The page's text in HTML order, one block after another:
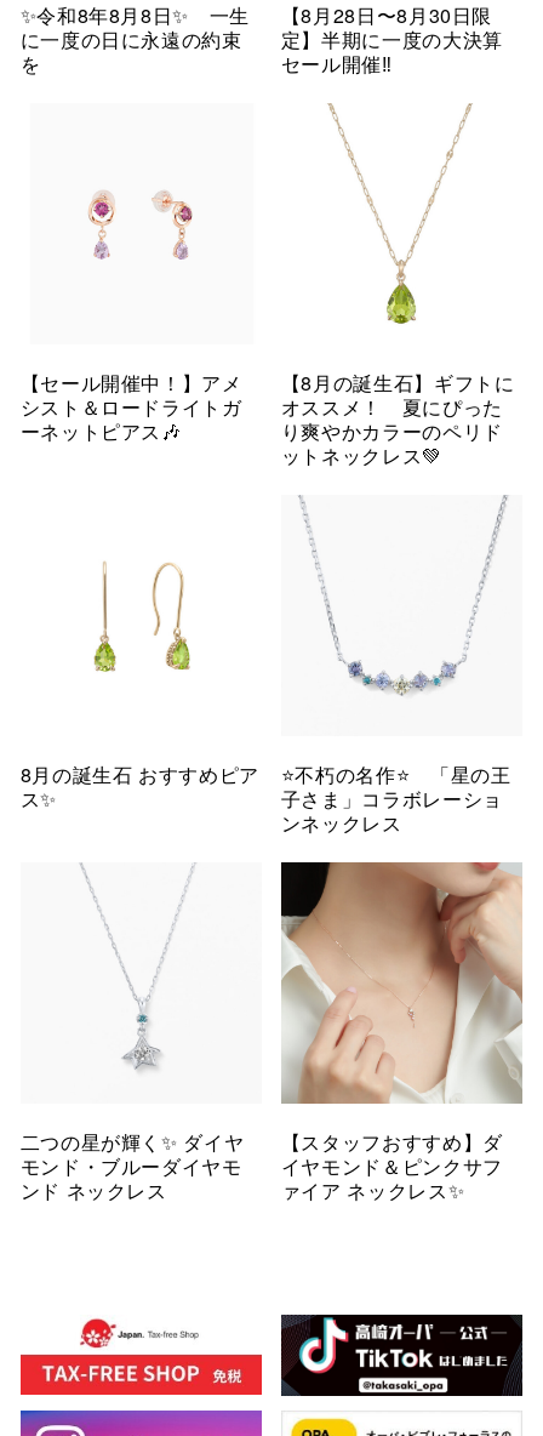
✨令和8年8月8日✨ 一生
に一度の日に永遠の約束
を
【8月28日〜8月30日限
定】半期に一度の大決算
セール開催‼︎
【セール開催中！】アメ
シスト＆ロードライトガ
ーネットピアス🎶
【8月の誕生石】ギフトに
オススメ！ 夏にぴった
り爽やかカラーのペリド
ットネックレス💚
8月の誕生石 おすすめピア
ス✨
⭐️不朽の名作⭐️ 「星の王
子さま」コラボレーショ
ンネックレス
二つの星が輝く✨ ダイヤ
モンド・ブルーダイヤモ
ンド ネックレス
【スタッフおすすめ】ダ
イヤモンド＆ピンクサフ
ァイア ネックレス✨